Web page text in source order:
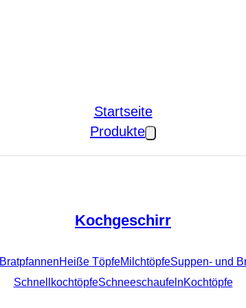
Startseite
Produkte
Kochgeschirr
BratpfannenHeiße TöpfeMilchtöpfeSuppen- und
SchnellkochtöpfeSchneeschaufelnKochtöpfe